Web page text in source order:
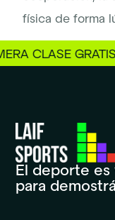
física de forma
CLASE GRATIS
El deporte es
para